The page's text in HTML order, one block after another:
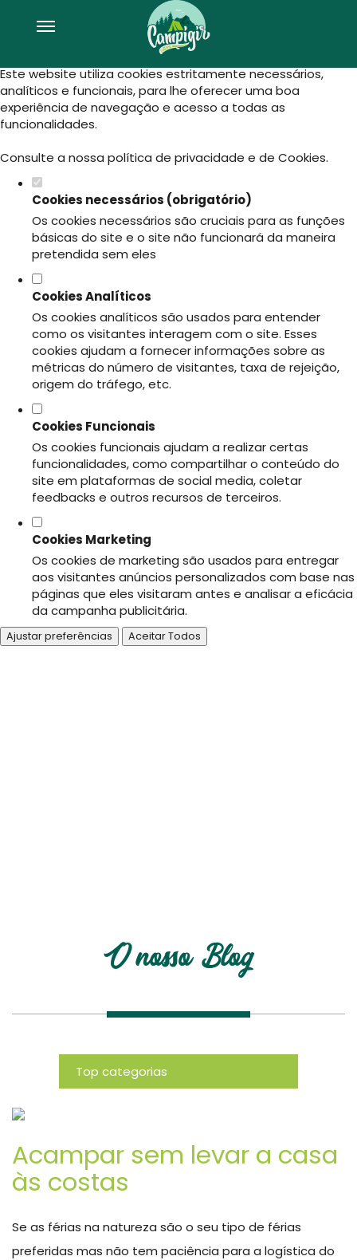
Defina as suas preferências de
cookies para este website.
Este website utiliza cookies estritamente necessários,
analíticos e funcionais, para lhe oferecer uma boa
experiência de navegação e acesso a todas as
funcionalidades.
Consulte a nossa política de privacidade e de Cookies.
Cookies necessários (obrigatório)
Os cookies necessários são cruciais para as funções
básicas do site e o site não funcionará da maneira
pretendida sem eles
Cookies Analíticos
Os cookies analíticos são usados para entender
como os visitantes interagem com o site. Esses
cookies ajudam a fornecer informações sobre as
métricas do número de visitantes, taxa de rejeição,
origem do tráfego, etc.
Cookies Funcionais
Os cookies funcionais ajudam a realizar certas
funcionalidades, como compartilhar o conteúdo do
site em plataformas de social media, coletar
feedbacks e outros recursos de terceiros.
Cookies Marketing
Os cookies de marketing são usados para entregar
aos visitantes anúncios personalizados com base nas
páginas que eles visitaram antes e analisar a eficácia
da campanha publicitária.
Ajustar preferências Aceitar Todos
O nosso Blog
Top categorias
Acampar sem levar a casa
às costas
Se as férias na natureza são o seu tipo de férias
preferidas mas não tem paciência para a logística do